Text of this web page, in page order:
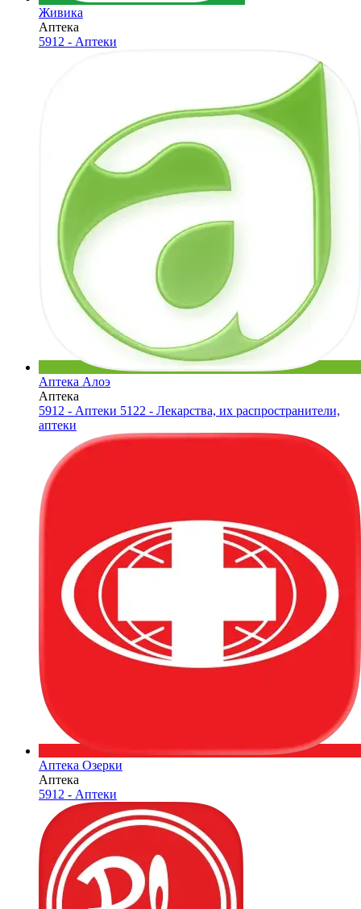
Живика
Аптека
5912 - Аптеки
Аптека Алоэ
Аптека
5912 - Аптеки 5122 - Лекарства, их распространители,
аптеки
Аптека Озерки
Аптека
5912 - Аптеки